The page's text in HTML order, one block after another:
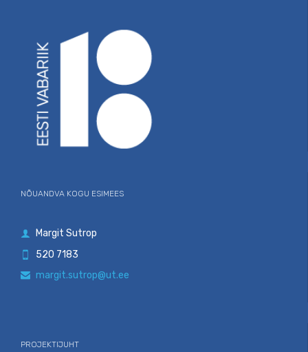
NÕUANDVA KOGU ESIMEES
 Margit Sutrop
 520 7183
 margit.sutrop@ut.ee
PROJEKTIJUHT